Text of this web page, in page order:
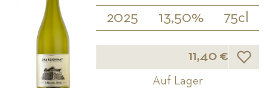
2025 13,50% 75cl
11,40 €
Auf Lager